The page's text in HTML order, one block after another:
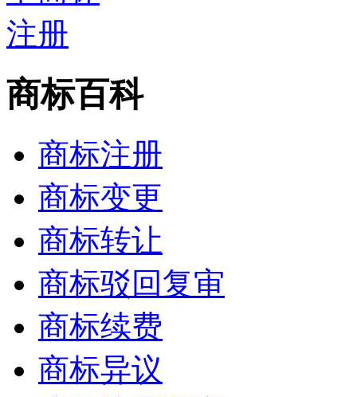
商标百科
商标注册
商标变更
商标转让
商标驳回复审
商标续费
商标异议